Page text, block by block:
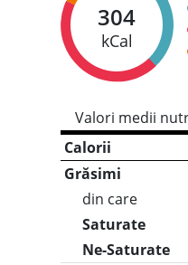
304
kCal
Valori medii
Calorii
Grăsimi
din care
Saturate
Ne-Saturate